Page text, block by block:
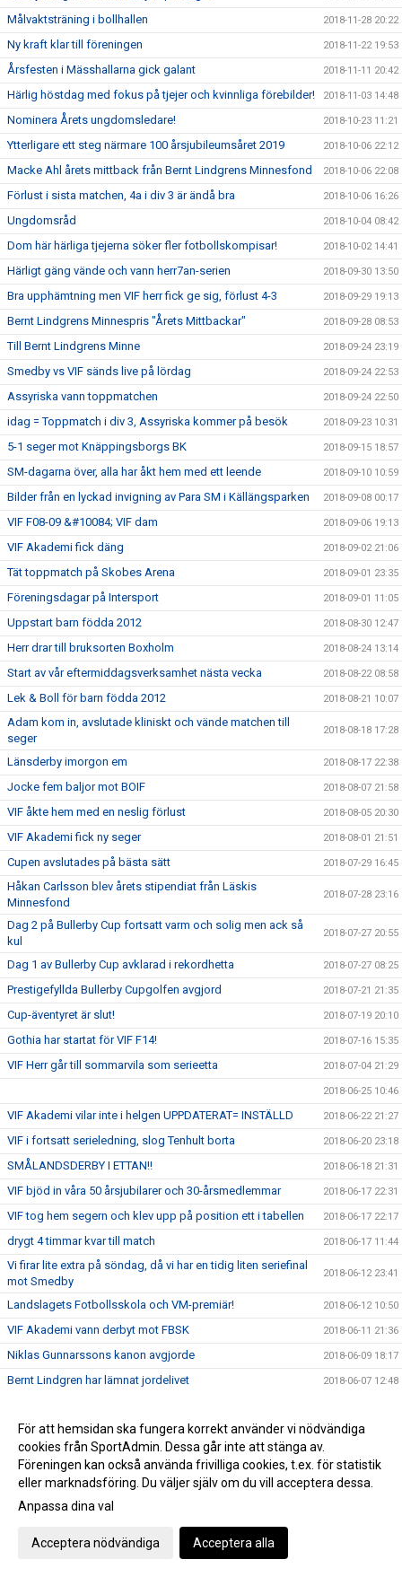
Målvaktsträning i bollhallen 2018-11-28 20:22
Ny kraft klar till föreningen 2018-11-22 19:53
Årsfesten i Mässhallarna gick galant 2018-11-11 20:42
Härlig höstdag med fokus på tjejer och kvinnliga förebilder! 2018-11-03 14:48
Nominera Årets ungdomsledare! 2018-10-23 11:21
Ytterligare ett steg närmare 100 årsjubileumsåret 2019 2018-10-06 22:12
Macke Ahl årets mittback från Bernt Lindgrens Minnesfond 2018-10-06 22:08
Förlust i sista matchen, 4a i div 3 är ändå bra 2018-10-06 16:26
Ungdomsråd 2018-10-04 08:42
Dom här härliga tjejerna söker fler fotbollskompisar! 2018-10-02 14:41
Härligt gäng vände och vann herr7an-serien 2018-09-30 13:50
Bra upphämtning men VIF herr fick ge sig, förlust 4-3 2018-09-29 19:13
Bernt Lindgrens Minnespris "Årets Mittbackar" 2018-09-28 08:53
Till Bernt Lindgrens Minne 2018-09-24 23:19
Smedby vs VIF sänds live på lördag 2018-09-24 22:53
Assyriska vann toppmatchen 2018-09-24 22:50
idag = Toppmatch i div 3, Assyriska kommer på besök 2018-09-23 10:31
5-1 seger mot Knäppingsborgs BK 2018-09-15 18:57
SM-dagarna över, alla har åkt hem med ett leende 2018-09-10 10:59
Bilder från en lyckad invigning av Para SM i Källängsparken 2018-09-08 00:17
VIF F08-09 &#10084; VIF dam 2018-09-06 19:13
VIF Akademi fick däng 2018-09-02 21:06
Tät toppmatch på Skobes Arena 2018-09-01 23:35
Föreningsdagar på Intersport 2018-09-01 11:05
Uppstart barn födda 2012 2018-08-30 12:47
Herr drar till bruksorten Boxholm 2018-08-24 13:14
Start av vår eftermiddagsverksamhet nästa vecka 2018-08-22 08:58
Lek & Boll för barn födda 2012 2018-08-21 10:07
Adam kom in, avslutade kliniskt och vände matchen till
seger
2018-08-18 17:28
Länsderby imorgon em 2018-08-17 22:38
Jocke fem baljor mot BOIF 2018-08-07 21:58
VIF åkte hem med en neslig förlust 2018-08-05 20:30
VIF Akademi fick ny seger 2018-08-01 21:51
Cupen avslutades på bästa sätt 2018-07-29 16:45
Håkan Carlsson blev årets stipendiat från Läskis
Minnesfond
2018-07-28 23:16
Dag 2 på Bullerby Cup fortsatt varm och solig men ack så
kul
2018-07-27 20:55
Dag 1 av Bullerby Cup avklarad i rekordhetta 2018-07-27 08:25
Prestigefyllda Bullerby Cupgolfen avgjord 2018-07-21 21:35
Cup-äventyret är slut! 2018-07-19 20:10
Gothia har startat för VIF F14! 2018-07-16 15:35
VIF Herr går till sommarvila som serieetta 2018-07-04 21:29
2018-06-25 10:46
VIF Akademi vilar inte i helgen UPPDATERAT= INSTÄLLD 2018-06-22 21:27
VIF i fortsatt serieledning, slog Tenhult borta 2018-06-20 23:18
SMÅLANDSDERBY I ETTAN!! 2018-06-18 21:31
VIF bjöd in våra 50 årsjubilarer och 30-årsmedlemmar 2018-06-17 22:31
VIF tog hem segern och klev upp på position ett i tabellen 2018-06-17 22:17
drygt 4 timmar kvar till match 2018-06-17 11:44
Vi firar lite extra på söndag, då vi har en tidig liten seriefinal
mot Smedby
2018-06-12 23:41
Landslagets Fotbollsskola och VM-premiär! 2018-06-12 10:50
VIF Akademi vann derbyt mot FBSK 2018-06-11 21:36
Niklas Gunnarssons kanon avgjorde 2018-06-09 18:17
Bernt Lindgren har lämnat jordelivet 2018-06-07 12:48
Alicia Strand har fått sin dom. 2018-06-05 22:46
Nässjö avgjorde i förlängningen
Sista veckan med FotbollsAkademi 2018-05-29 15:33
Herr hade inga problem med Grebo
För att hemsidan ska fungera korrekt använder vi nödvändiga
cookies från SportAdmin. Dessa går inte att stänga av.
Föreningen kan också använda frivilliga cookies, t.ex. för statistik
eller marknadsföring. Du väljer själv om du vill acceptera dessa.
Anpassa dina val
Acceptera nödvändiga Acceptera alla